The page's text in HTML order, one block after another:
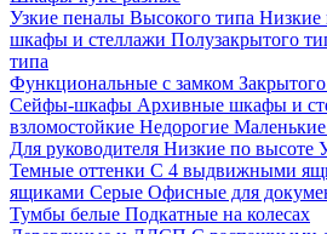
Узкие пеналы Высокого типа Низкие
шкафы и стеллажи Полузакрытого
типа
Функциональные с замком
Сейфы-шкафы Архивные шкафы и
взломостойкие Недорогие Маленькие
Для руководителя Низкие по высоте
Темные оттенки С 4 выдвижными
ящиками Серые Офисные для
Тумбы белые Подкатные на колесах